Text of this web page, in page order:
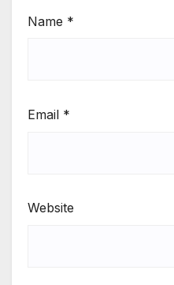
Name *
Email *
Website